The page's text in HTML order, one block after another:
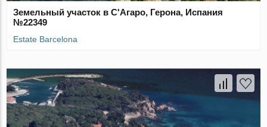
Земельный участок в С'Агаро, Герона, Испания
№22349
Estate Barcelona